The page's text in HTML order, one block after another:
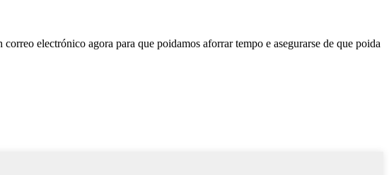
electrónico agora para que poidamos aforrar tempo e asegurarse de que poida